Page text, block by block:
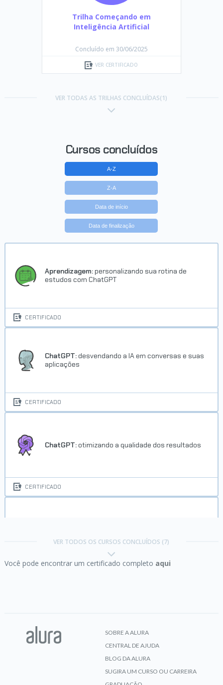
Trilha Começando em
Inteligência Artificial
Concluído em 30/06/2025
VER CERTIFICADO
VER TODAS AS TRILHAS CONCLUÍDAS(1)
Cursos concluídos
A-Z
Z-A
Data de início
Data de finalização
Aprendizagem: personalizando sua rotina de
estudos com ChatGPT
CERTIFICADO
ChatGPT: desvendando a IA em conversas e suas
aplicações
CERTIFICADO
ChatGPT: otimizando a qualidade dos resultados
CERTIFICADO
VER TODOS OS CURSOS CONCLUÍDOS (7)
Você pode encontrar um certificado completo aqui
SOBRE A ALURA
CENTRAL DE AJUDA
BLOG DA ALURA
SUGIRA UM CURSO OU CARREIRA